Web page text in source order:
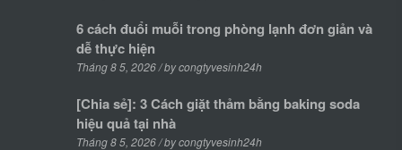
6 cách đuổi muỗi trong phòng lạnh đơn giản và
dễ thực hiện
Tháng 8 5, 2026 / by congtyvesinh24h
[Chia sẻ]: 3 Cách giặt thảm bằng baking soda
hiệu quả tại nhà
Tháng 8 5, 2026 / by congtyvesinh24h